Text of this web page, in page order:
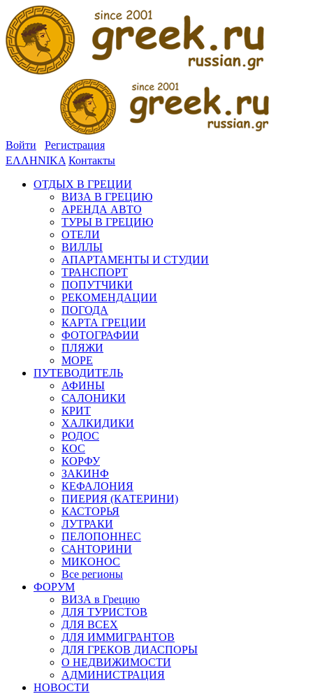
Войти
Регистрация
ΕΛΛΗΝΙΚΑ Контакты
ОТДЫХ В ГРЕЦИИ
ВИЗА В ГРЕЦИЮ
АРЕНДА АВТО
ТУРЫ В ГРЕЦИЮ
ОТЕЛИ
ВИЛЛЫ
АПАРТАМЕНТЫ И СТУДИИ
ТРАНСПОРТ
ПОПУТЧИКИ
РЕКОМЕНДАЦИИ
ПОГОДА
КАРТА ГРЕЦИИ
ФОТОГРАФИИ
ПЛЯЖИ
МОРЕ
ПУТЕВОДИТЕЛЬ
АФИНЫ
САЛОНИКИ
КРИТ
ХАЛКИДИКИ
РОДОС
КОС
КОРФУ
ЗАКИНФ
КЕФАЛОНИЯ
ПИЕРИЯ (КАТЕРИНИ)
КАСТОРЬЯ
ЛУТРАКИ
ПЕЛОПОННЕС
САНТОРИНИ
МИКОНОС
Все регионы
ФОРУМ
ВИЗА в Грецию
ДЛЯ ТУРИСТОВ
ДЛЯ ВСЕХ
ДЛЯ ИММИГРАНТОВ
ДЛЯ ГРЕКОВ ДИАСПОРЫ
О НЕДВИЖИМОСТИ
АДМИНИСТРАЦИЯ
НОВОСТИ